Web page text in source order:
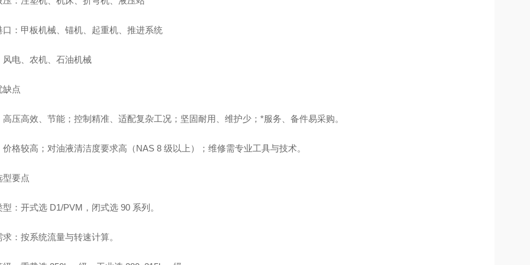
口：甲板机械、锚机、起重机、推进系统
风电、农机、石油机械
缺点
高压高效、节能；控制精准、适配复杂工况；坚固耐用、维护少；*服务、备件易采购。
价格较高；对油液清洁度要求高（NAS 8 级以上）；维修需专业工具与技术。
型要点
：开式选 D1/PVM，闭式选 90 系列。
：按系统流量与转速计算。